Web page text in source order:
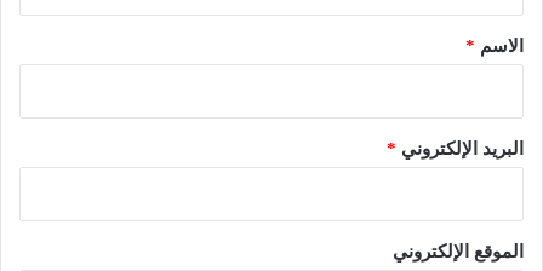
*الاسم *
البريد الإلكتروني *
الموقع الإلكتروني